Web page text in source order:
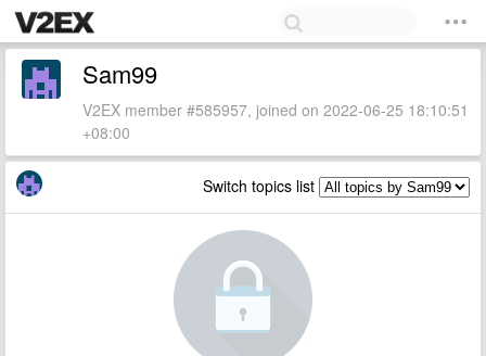
Sam99
V2EX member #585957, joined on 2022-06-25 18:10:51
+08:00
Switch topics list